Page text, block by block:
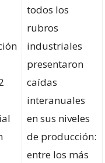
todos los
rubros
industriales
presentaron
caídas
interanuales
en sus niveles
de producción:
entre los más